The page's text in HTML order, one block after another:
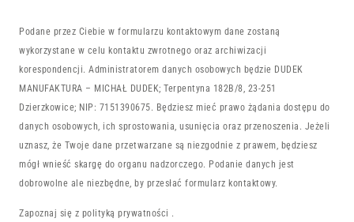
Podane przez Ciebie w formularzu kontaktowym dane zostaną
wykorzystane w celu kontaktu zwrotnego oraz archiwizacji
korespondencji. Administratorem danych osobowych będzie DUDEK
MANUFAKTURA – MICHAŁ DUDEK; Terpentyna 182B/8, 23-251
Dzierzkowice; NIP: 7151390675. Będziesz mieć prawo żądania dostępu do
danych osobowych, ich sprostowania, usunięcia oraz przenoszenia. Jeżeli
uznasz, że Twoje dane przetwarzane są niezgodnie z prawem, będziesz
mógł wnieść skargę do organu nadzorczego. Podanie danych jest
dobrowolne ale niezbędne, by przesłać formularz kontaktowy.
Zapoznaj się z polityką prywatności .